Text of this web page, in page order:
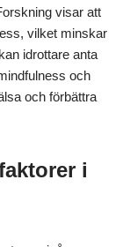
visar att
vilket minskar
idrottare anta
och
och förbättra
i